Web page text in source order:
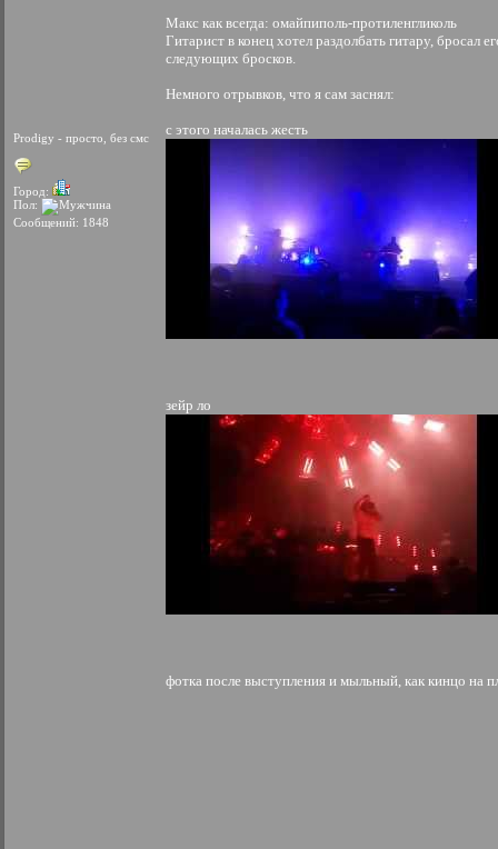
Prodigy - просто, без смс
Город:
Пол:
Сообщений: 1848
Макс как всегда: омайпиполь-протиленгликоль
Гитарист в конец хотел раздолбать гитару, бросал
следующих бросков.
Немного отрывков, что я сам заснял:
с этого началась жесть
зейр ло
фотка после выступления и мыльный, как кинцо на